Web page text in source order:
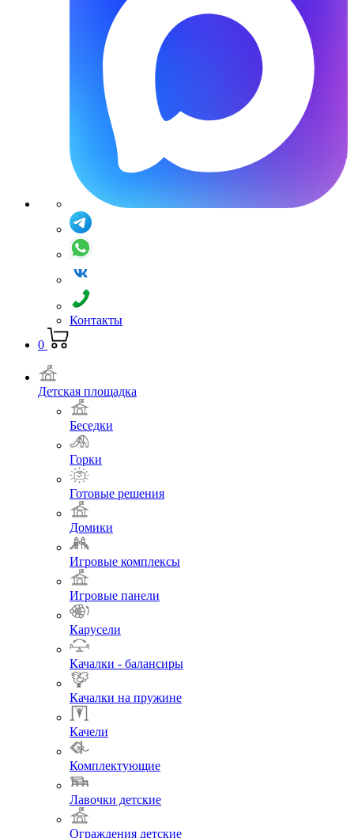
Контакты
0
Детская площадка
Беседки
Горки
Готовые решения
Домики
Игровые комплексы
Игровые панели
Карусели
Качалки - балансиры
Качалки на пружине
Качели
Комплектующие
Лавочки детские
Ограждения детские